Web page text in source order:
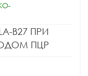
B27 ПРИ
ПЦР